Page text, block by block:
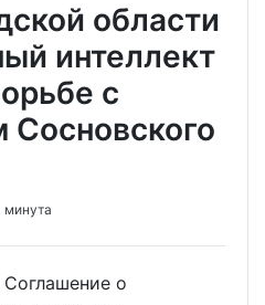
области
интеллект
с
минута
Соглашение о